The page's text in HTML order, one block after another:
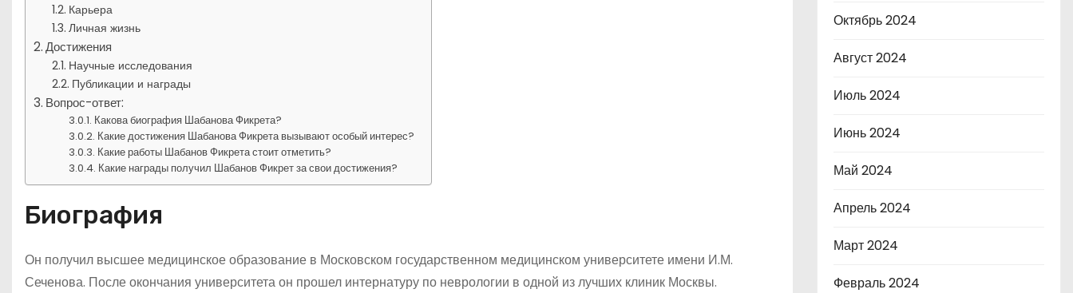
Карьера
Личная жизнь
Достижения
Научные исследования
Публикации и награды
Вопрос-ответ:
Какова биография Шабанова Фикрета?
Какие достижения Шабанова Фикрета вызывают особый интерес?
Какие работы Шабанов Фикрета стоит отметить?
Какие награды получил Шабанов Фикрет за свои достижения?
Биография
Он получил высшее медицинское образование в Московском государственном медицинском университете имени И.М.
Сеченова. После окончания университета он прошел интернатуру по неврологии в одной из лучших клиник Москвы.
Октябрь 2024
Август 2024
Июль 2024
Июнь 2024
Май 2024
Апрель 2024
Март 2024
Февраль 2024